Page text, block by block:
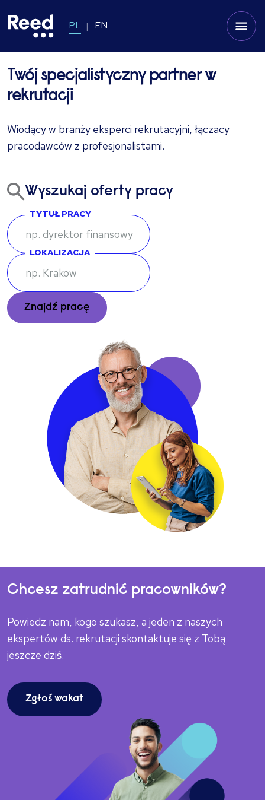
PL EN
Twój specjalistyczny partner w
rekrutacji
Wiodący w branży eksperci rekrutacyjni, łączacy
pracodawców z profesjonalistami.
Wyszukaj oferty pracy
TYTUŁ PRACY
Enter keywords or job title to search for relevant positions
LOKALIZACJA
Enter a city, region, or postal code to find jobs in your area
Znajdź pracę
Chcesz zatrudnić pracowników?
Powiedz nam, kogo szukasz, a jeden z naszych
ekspertów ds. rekrutacji skontaktuje się z Tobą
jeszcze dziś.
Zgłoś wakat